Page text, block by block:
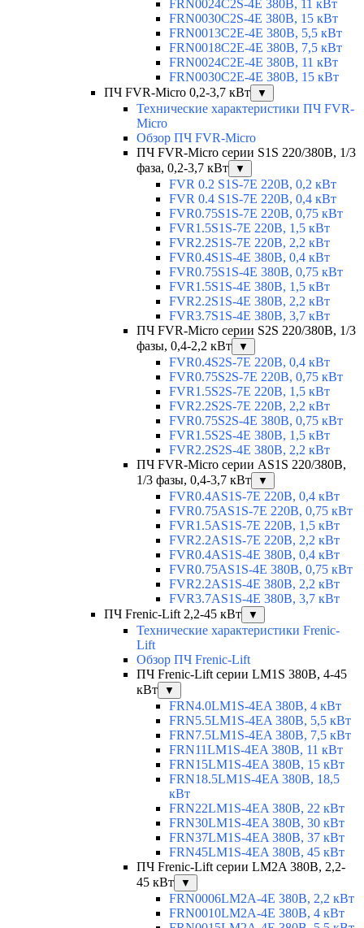
FRN0024C2S-4E 380В, 11 кВт
FRN0030C2S-4E 380В, 15 кВт
FRN0013C2E-4E 380В, 5,5 кВт
FRN0018C2E-4E 380В, 7,5 кВт
FRN0024C2E-4E 380В, 11 кВт
FRN0030C2E-4E 380В, 15 кВт
ПЧ FVR-Micro 0,2-3,7 кВт
▼
Технические характеристики ПЧ FVR-
Micro
Обзор ПЧ FVR-Micro
ПЧ FVR-Micro серии S1S 220/380В, 1/3
фаза, 0,2-3,7 кВт
▼
FVR 0.2 S1S-7E 220В, 0,2 кВт
FVR 0.4 S1S-7E 220В, 0,4 кВт
FVR0.75S1S-7E 220В, 0,75 кВт
FVR1.5S1S-7E 220В, 1,5 кВт
FVR2.2S1S-7E 220В, 2,2 кВт
FVR0.4S1S-4E 380В, 0,4 кВт
FVR0.75S1S-4E 380В, 0,75 кВт
FVR1.5S1S-4E 380В, 1,5 кВт
FVR2.2S1S-4E 380В, 2,2 кВт
FVR3.7S1S-4E 380В, 3,7 кВт
ПЧ FVR-Micro серии S2S 220/380В, 1/3
фазы, 0,4-2,2 кВт
▼
FVR0.4S2S-7E 220В, 0,4 кВт
FVR0.75S2S-7E 220В, 0,75 кВт
FVR1.5S2S-7E 220В, 1,5 кВт
FVR2.2S2S-7E 220В, 2,2 кВт
FVR0.75S2S-4E 380В, 0,75 кВт
FVR1.5S2S-4E 380В, 1,5 кВт
FVR2.2S2S-4E 380В, 2,2 кВт
ПЧ FVR-Micro серии AS1S 220/380В,
1/3 фазы, 0,4-3,7 кВт
▼
FVR0.4AS1S-7E 220В, 0,4 кВт
FVR0.75AS1S-7E 220В, 0,75 кВт
FVR1.5AS1S-7E 220В, 1,5 кВт
FVR2.2AS1S-7E 220В, 2,2 кВт
FVR0.4AS1S-4E 380В, 0,4 кВт
FVR0.75AS1S-4E 380В, 0,75 кВт
FVR2.2AS1S-4E 380В, 2,2 кВт
FVR3.7AS1S-4E 380В, 3,7 кВт
ПЧ Frenic-Lift 2,2-45 кВт
▼
Технические характеристики Frenic-
Lift
Обзор ПЧ Frenic-Lift
ПЧ Frenic-Lift серии LM1S 380В, 4-45
кВт
▼
FRN4.0LM1S-4EA 380В, 4 кВт
FRN5.5LM1S-4EA 380В, 5,5 кВт
FRN7.5LM1S-4EA 380В, 7,5 кВт
FRN11LM1S-4EA 380В, 11 кВт
FRN15LM1S-4EA 380В, 15 кВт
FRN18.5LM1S-4EA 380В, 18,5
кВт
FRN22LM1S-4EA 380В, 22 кВт
FRN30LM1S-4EA 380В, 30 кВт
FRN37LM1S-4EA 380В, 37 кВт
FRN45LM1S-4EA 380В, 45 кВт
ПЧ Frenic-Lift серии LM2A 380В, 2,2-
45 кВт
▼
FRN0006LM2A-4E 380В, 2,2 кВт
FRN0010LM2A-4E 380В, 4 кВт